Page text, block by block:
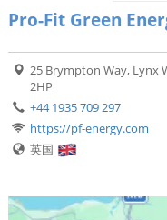
Pro-Fit Green
25 Brympton Way, Lynx
2HP
+44 1935 709 297
https://pf-energy.com
英国